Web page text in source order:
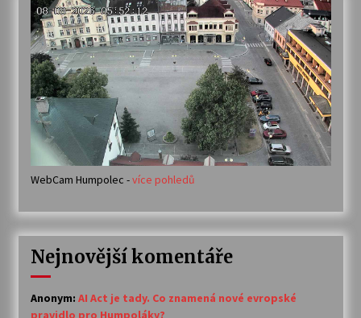
WebCam Humpolec -více pohledů
Nejnovější komentáře
Anonym: AI Act je tady. Co znamená nové evropské
pravidlo pro Humpoláky?